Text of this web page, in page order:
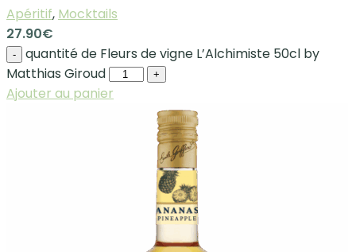
Apéritif, Mocktails
27.90€
-
quantité de Fleurs de vigne L’Alchimiste 50cl by
Matthias Giroud
+
Ajouter au panier